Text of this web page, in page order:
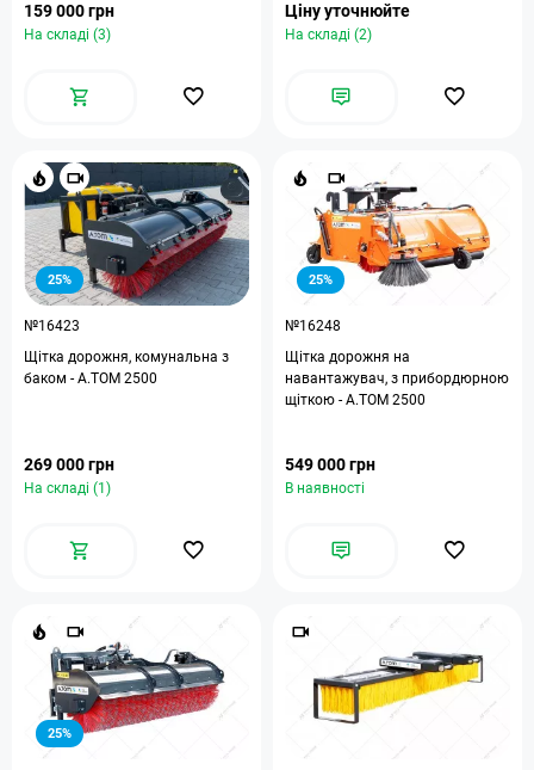
159 000 грн
На складі (3)
Ціну уточнюйте
На складі (2)
25%
№16423
Щітка дорожня, комунальна з
баком - А.ТОМ 2500
269 000 грн
На складі (1)
25%
№16248
Щітка дорожня на
навантажувач, з прибордюрною
щіткою - A.TOM 2500
549 000 грн
В наявності
25%